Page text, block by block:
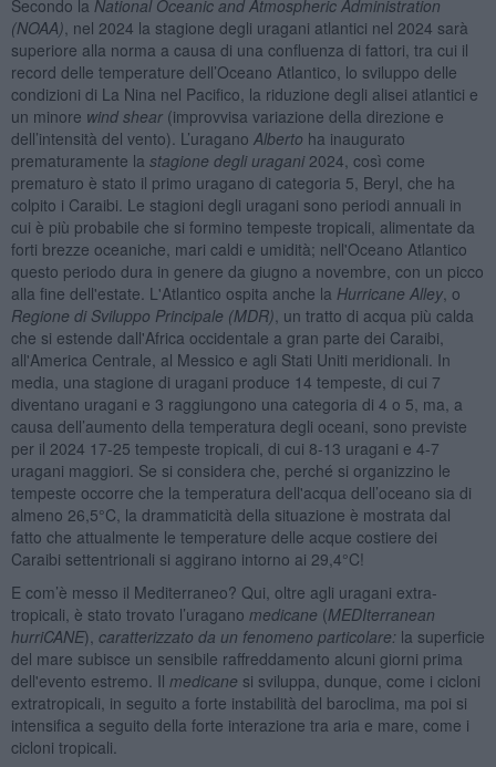
Secondo la National Oceanic and Atmospheric Administration
(NOAA) , nel 2024 la stagione degli uragani atlantici nel 2024 sarà
superiore alla norma a causa di una confluenza di fattori, tra cui il
record delle temperature dell’Oceano Atlantico, lo sviluppo delle
condizioni di La Nina nel Pacifico, la riduzione degli alisei atlantici e
un minore wind shear(improvvisa variazione della direzione e
dell’intensità del vento). L’uragano Alberto ha inaugurato
prematuramente la stagione degli uragani2024, così come
prematuro è stato il primo uragano di categoria 5, Beryl, che ha
colpito i Caraibi. Le stagioni degli uragani sono periodi annuali in
cui è più probabile che si formino tempeste tropicali, alimentate da
forti brezze oceaniche, mari caldi e umidità; nell'Oceano Atlantico
questo periodo dura in genere da giugno a novembre, con un picco
alla fine dell'estate. L'Atlantico ospita anche la Hurricane Alley, o
Regione di Sviluppo Principale (MDR) , un tratto di acqua più calda
che si estende dall'Africa occidentale a gran parte dei Caraibi,
all'America Centrale, al Messico e agli Stati Uniti meridionali. In
media, una stagione di uragani produce 14 tempeste, di cui 7
diventano uragani e 3 raggiungono una categoria di 4 o 5, ma, a
causa dell’aumento della temperatura degli oceani, sono previste
per il 2024 17-25 tempeste tropicali, di cui 8-13 uragani e 4-7
uragani maggiori. Se si considera che, perché si organizzino le
tempeste occorre che la temperatura dell'acqua dell’oceano sia di
almeno 26,5°C, la drammaticità della situazione è mostrata dal
fatto che attualmente le temperature delle acque costiere dei
Caraibi settentrionali si aggirano intorno ai 29,4°C!
E com’è messo il Mediterraneo? Qui, oltre agli uragani extra-
tropicali, è stato trovato l’uragano medicane (MEDIterranean
hurriCANE), caratterizzato da un fenomeno particolare: la superficie
del mare subisce un sensibile raffreddamento alcuni giorni prima
dell'evento estremo. Il medicane si sviluppa, dunque, come i cicloni
extratropicali, in seguito a forte instabilità del baroclima, ma poi si
intensifica a seguito della forte interazione tra aria e mare, come i
cicloni tropicali.